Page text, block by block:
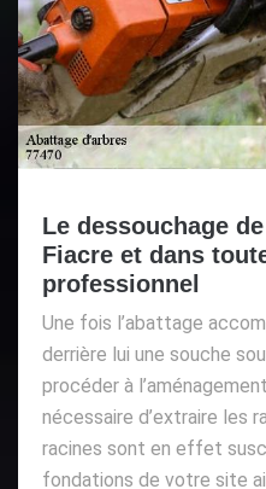
Le dessouchage
Fiacre et dans
professionnel
Une fois l’abattage
derrière lui une souche
procéder à
nécessaire d’extraire les
racines sont en effet
fondations de votre site